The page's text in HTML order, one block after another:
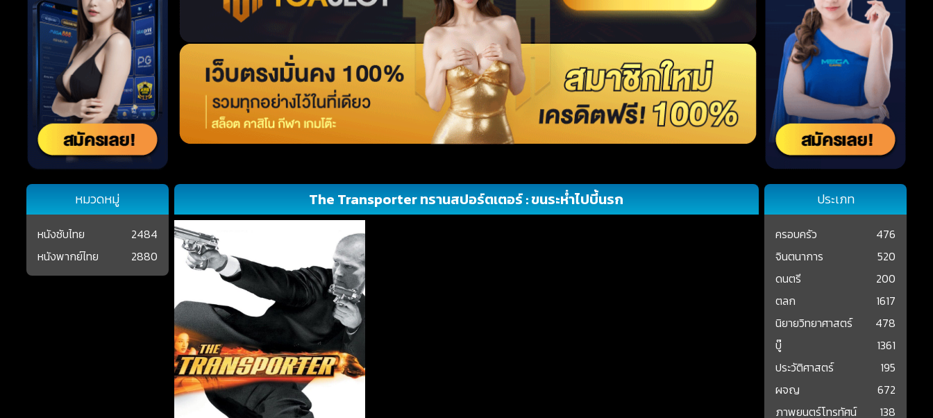
The Transporter ทรานสปอร์ตเตอร์ : ขนระห่ำไปบี้นรก
หมวดหมู่
หนังซับไทย
2484
หนังพากย์ไทย
2880
ประเภท
ครอบครัว
476
จินตนาการ
520
ดนตรี
200
ตลก
1617
นิยายวิทยาศาสตร์
478
บู๊
1361
ประวัติศาสตร์
195
ผจญ
672
ภาพยนตร์โทรทัศน์
138